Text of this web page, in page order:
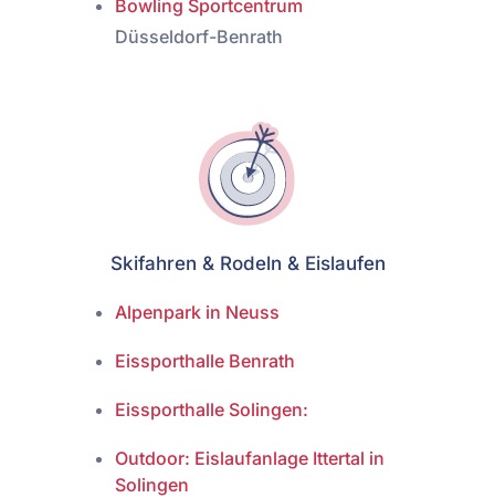
Bowling Sportcentrum
Düsseldorf-Benrath
Skifahren & Rodeln & Eislaufen
Alpenpark in Neuss
Eissporthalle Benrath
Eissporthalle Solingen:
Outdoor: Eislaufanlage Ittertal in
Solingen